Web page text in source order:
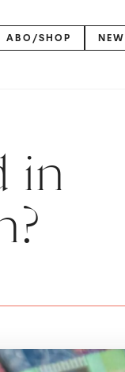
ABO/SHOP
in